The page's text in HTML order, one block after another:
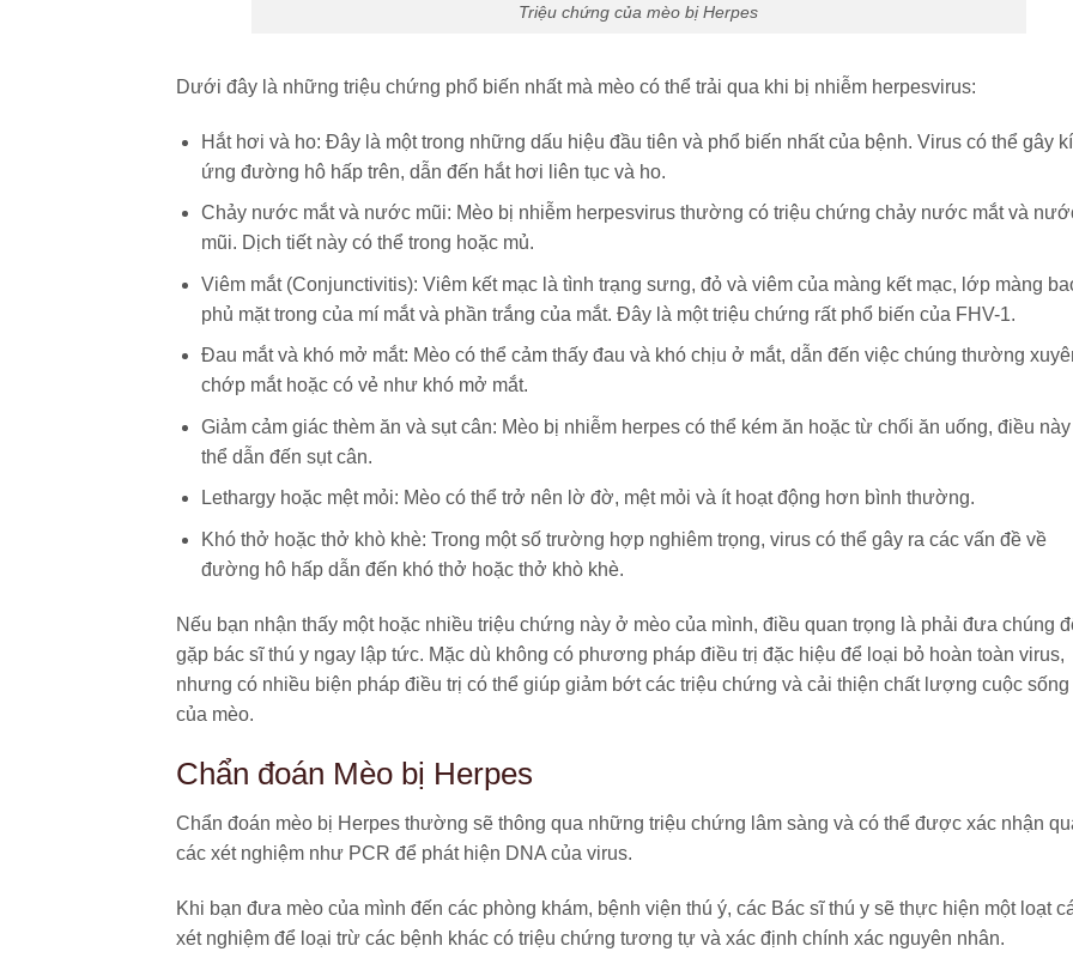
Triệu chứng của mèo bị Herpes
Dưới đây là những triệu chứng phổ biến nhất mà mèo có thể trải qua khi bị nhiễm herpesvirus:
Hắt hơi và ho: Đây là một trong những dấu hiệu đầu tiên và phổ biến nhất của bệnh. Virus có thể gây
ứng đường hô hấp trên, dẫn đến hắt hơi liên tục và ho.
Chảy nước mắt và nước mũi: Mèo bị nhiễm herpesvirus thường có triệu chứng chảy nước mắt và
mũi. Dịch tiết này có thể trong hoặc mủ.
Viêm mắt (Conjunctivitis): Viêm kết mạc là tình trạng sưng, đỏ và viêm của màng kết mạc, lớp màng
phủ mặt trong của mí mắt và phần trắng của mắt. Đây là một triệu chứng rất phổ biến của FHV-1.
Đau mắt và khó mở mắt: Mèo có thể cảm thấy đau và khó chịu ở mắt, dẫn đến việc chúng thường
chớp mắt hoặc có vẻ như khó mở mắt.
Giảm cảm giác thèm ăn và sụt cân: Mèo bị nhiễm herpes có thể kém ăn hoặc từ chối ăn uống, điều
thể dẫn đến sụt cân.
Lethargy hoặc mệt mỏi: Mèo có thể trở nên lờ đờ, mệt mỏi và ít hoạt động hơn bình thường.
Khó thở hoặc thở khò khè: Trong một số trường hợp nghiêm trọng, virus có thể gây ra các vấn đề về
đường hô hấp dẫn đến khó thở hoặc thở khò khè.
Nếu bạn nhận thấy một hoặc nhiều triệu chứng này ở mèo của mình, điều quan trọng là phải đưa chúng
gặp bác sĩ thú y ngay lập tức. Mặc dù không có phương pháp điều trị đặc hiệu để loại bỏ hoàn toàn virus,
nhưng có nhiều biện pháp điều trị có thể giúp giảm bớt các triệu chứng và cải thiện chất lượng cuộc sống
của mèo.
Chẩn đoán Mèo bị Herpes
Chẩn đoán mèo bị Herpes thường sẽ thông qua những triệu chứng lâm sàng và có thể được xác nhận
các xét nghiệm như PCR để phát hiện DNA của virus.
Khi bạn đưa mèo của mình đến các phòng khám, bệnh viện thú ý, các Bác sĩ thú y sẽ thực hiện một loạt
xét nghiệm để loại trừ các bệnh khác có triệu chứng tương tự và xác định chính xác nguyên nhân.